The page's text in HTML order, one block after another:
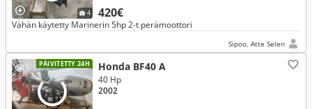
4 420€
Vähän käytetty Marinerin 5hp 2-t perämoottori
Sipoo, Atte Selen
PÄIVITETTY 24H Honda BF40 A
40 Hp
2002